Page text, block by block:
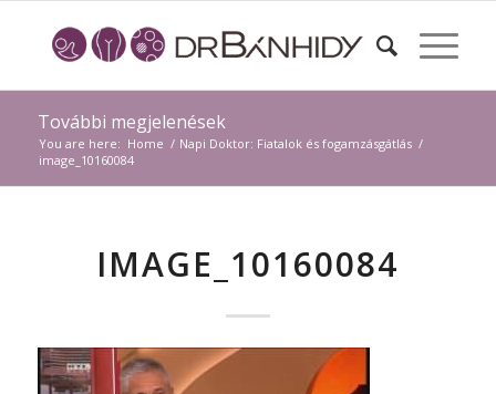
További megjelenések
You are here: Home / Napi Doktor: Fiatalok és fogamzásgátlás /
image_10160084
IMAGE_10160084